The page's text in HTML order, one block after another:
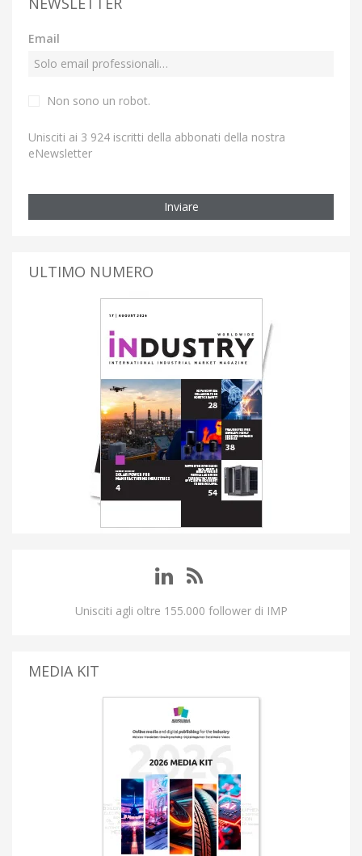
Email
Non sono un robot.
Unisciti ai 3 924 iscritti della abbonati della nostra
eNewsletter
Inviare
ULTIMO NUMERO
Unisciti agli oltre 155.000 follower di IMP
MEDIA KIT